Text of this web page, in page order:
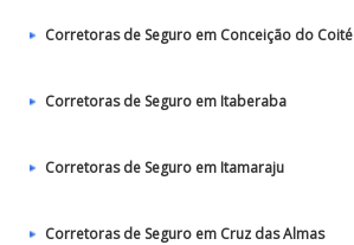
Corretoras de Seguro em Conceição do Coité
Corretoras de Seguro em Itaberaba
Corretoras de Seguro em Itamaraju
Corretoras de Seguro em Cruz das Almas